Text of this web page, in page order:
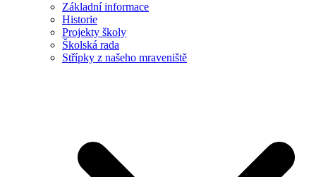
Základní informace
Historie
Projekty školy
Školská rada
Střípky z našeho mraveniště